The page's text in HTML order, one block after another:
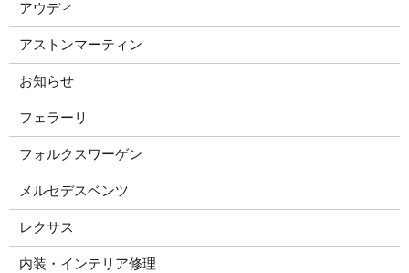
アウディ
アストンマーティン
お知らせ
フェラーリ
フォルクスワーゲン
メルセデスベンツ
レクサス
内装・インテリア修理